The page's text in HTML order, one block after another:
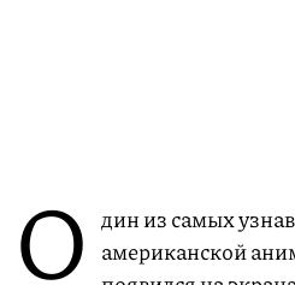
О дин из самых
американской